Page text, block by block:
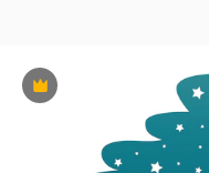
Premium